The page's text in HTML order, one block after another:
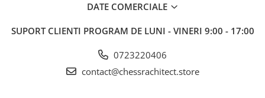
DATE COMERCIALE
SUPORT CLIENTI PROGRAM DE LUNI - VINERI 9:00 - 17:00
0723220406
contact@chessrachitect.store